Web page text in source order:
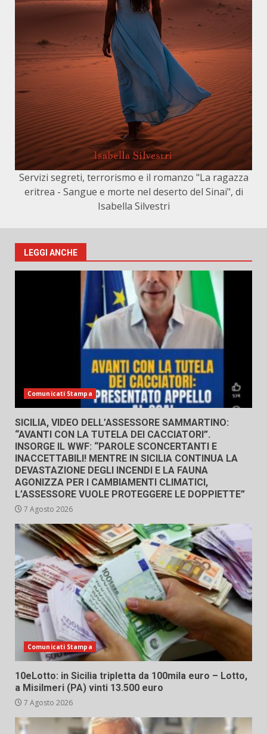
Servizi segreti, terrorismo e il romanzo "La ragazza
eritrea - Sangue e morte nel deserto del Sinai", di
Isabella Silvestri
LEGGI ANCHE
Comunicati Stampa
SICILIA, VIDEO DELL’ASSESSORE SAMMARTINO:
“AVANTI CON LA TUTELA DEI CACCIATORI”.
INSORGE IL WWF: “PAROLE SCONCERTANTI E
INACCETTABILI! MENTRE IN SICILIA CONTINUA LA
DEVASTAZIONE DEGLI INCENDI E LA FAUNA
AGONIZZA PER I CAMBIAMENTI CLIMATICI,
L’ASSESSORE VUOLE PROTEGGERE LE DOPPIETTE”
7 Agosto 2026
Comunicati Stampa
10eLotto: in Sicilia tripletta da 100mila euro – Lotto,
a Misilmeri (PA) vinti 13.500 euro
7 Agosto 2026